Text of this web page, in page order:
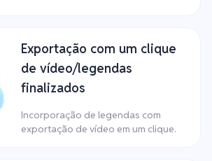
Exportação com um clique
de vídeo/legendas
finalizados
Incorporação de legendas com
exportação de vídeo em um clique.